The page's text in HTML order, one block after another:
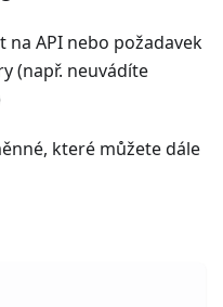
API nebo požadavek
(např. neuvádíte
které můžete dále